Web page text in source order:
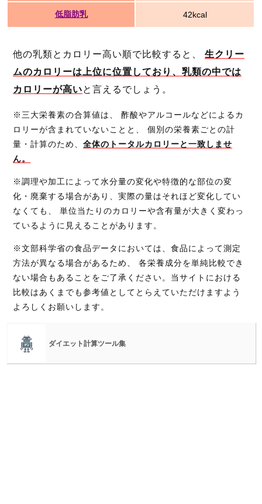
低脂肪乳 42kcal
他の乳類とカロリー高い順で比較すると、 生クリー
ムのカロリーは上位に位置しており、乳類の中では
カロリーが高いと言えるでしょう。
※三大栄養素の合算値は、 酢酸やアルコールなどによるカ
ロリーが含まれていないことと、 個別の栄養素ごとの計
量・計算のため、 全体のトータルカロリーと一致しませ
ん。
※調理や加工によって水分量の変化や特徴的な部位の変
化・廃棄する場合があり、実際の量はそれほど変化してい
なくても、 単位当たりのカロリーや含有量が大きく変わっ
ているように見えることがあります。
※文部科学省の食品データにおいては、食品によって測定
方法が異なる場合があるため、 各栄養成分を単純比較でき
ない場合もあることをご了承ください。当サイトにおける
比較はあくまでも参考値としてとらえていただけますよう
よろしくお願いします。
ダイエット計算ツール集